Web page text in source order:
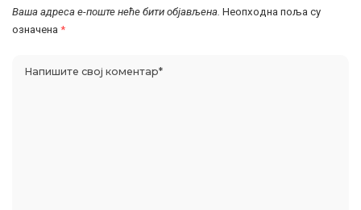
Ваша адреса е-поште неће бити објављена. Неопходна поља су
означена *